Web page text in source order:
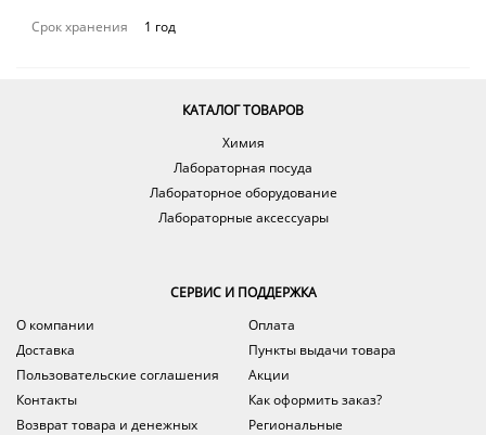
Срок хранения
1 год
КАТАЛОГ ТОВАРОВ
Химия
Лабораторная посуда
Лабораторное оборудование
Лабораторные аксессуары
СЕРВИС И ПОДДЕРЖКА
О компании
Оплата
Доставка
Пункты выдачи товара
Пользовательские соглашения
Акции
Контакты
Как оформить заказ?
Возврат товара и денежных
Региональные